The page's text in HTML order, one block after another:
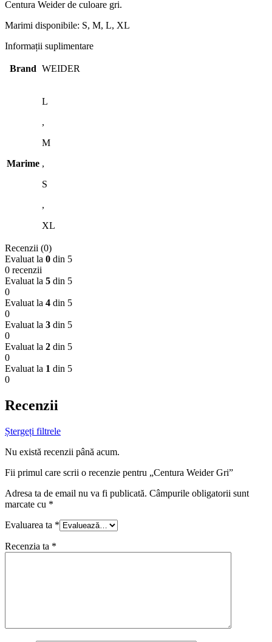
Centura Weider de culoare gri.
Marimi disponibile: S, M, L, XL
Informații suplimentare
Brand WEIDER
Marime
L
,
M
,
S
,
XL
Recenzii (0)
Evaluat la 0 din 5
0 recenzii
Evaluat la 5 din 5
0
Evaluat la 4 din 5
0
Evaluat la 3 din 5
0
Evaluat la 2 din 5
0
Evaluat la 1 din 5
0
Recenzii
Ștergeți filtrele
Nu există recenzii până acum.
Fii primul care scrii o recenzie pentru „Centura Weider Gri”
Adresa ta de email nu va fi publicată. Câmpurile obligatorii sunt
marcate cu *
Evaluarea ta *
Recenzia ta *